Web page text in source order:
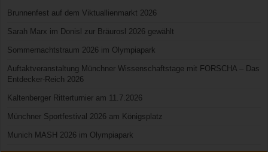
Brunnenfest auf dem Viktuallienmarkt 2026
Sarah Marx im Donisl zur Bräurosl 2026 gewählt
Sommernachtstraum 2026 im Olympiapark
Auftaktveranstaltung Münchner Wissenschaftstage mit FORSCHA – Das
Entdecker-Reich 2026
Kaltenberger Ritterturnier am 11.7.2026
Münchner Sportfestival 2026 am Königsplatz
Munich MASH 2026 im Olympiapark